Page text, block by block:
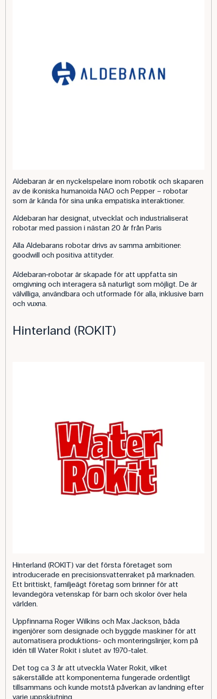
Aldebaran är en nyckelspelare inom robotik och skaparen
av de ikoniska humanoida NAO och Pepper – robotar
som är kända för sina unika empatiska interaktioner.
Aldebaran har designat, utvecklat och industrialiserat
robotar med passion i nästan 20 år från Paris
Alla Aldebarans robotar drivs av samma ambitioner:
goodwill och positiva attityder.
Aldebaran-robotar är skapade för att uppfatta sin
omgivning och interagera så naturligt som möjligt. De är
välvilliga, användbara och utformade för alla, inklusive barn
och vuxna.
Hinterland (ROKIT)
Hinterland (ROKIT) var det första företaget som
introducerade en precisionsvattenraket på marknaden.
Ett brittiskt, familjeägt företag som brinner för att
levandegöra vetenskap för barn och skolor över hela
världen.
Uppfinnarna Roger Wilkins och Max Jackson, båda
ingenjörer som designade och byggde maskiner för att
automatisera produktions- och monteringslinjer, kom på
idén till Water Rokit i slutet av 1970-talet.
Det tog ca 3 år att utveckla Water Rokit, vilket
säkerställde att komponenterna fungerade ordentligt
tillsammans och kunde motstå påverkan av landning efter
varje uppskjutning.